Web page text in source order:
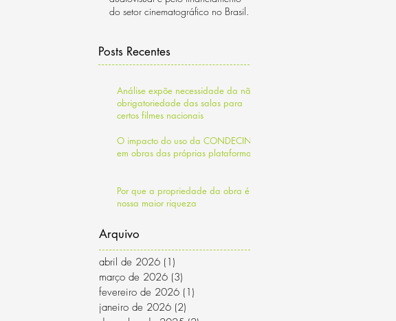
do setor cinematográfico no Brasil.
Posts Recentes
Análise expõe necessidade da não
obrigatoriedade das salas para
certos filmes nacionais
O impacto do uso da CONDECINE
em obras das próprias plataformas
Por que a propriedade da obra é a
nossa maior riqueza
Arquivo
abril de 2026 (1)
março de 2026 (3)
fevereiro de 2026 (1)
janeiro de 2026 (2)